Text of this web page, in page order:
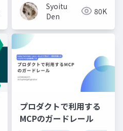
Syoitu
Den
80K
プロダクトで利用する
MCPのガードレール